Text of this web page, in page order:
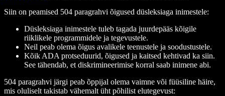
Siin on peamised 504 paragrahvi õigused düsleksiaga inimestele:
Düsleksiaga inimestele tuleb tagada juurdepääs kõigile
riiklikele programmidele ja tegevustele.
Neil peab olema õigus avalikele teenustele ja soodustustele.
Kõik ADA protseduurid, õigused ja kaitsed kehtivad ka siin.
See tähendab, et diskrimineerimise korral saab inimene abi.
504 paragrahvi järgi peab õppijal olema vaimne või füüsiline häire,
mis oluliselt takistab vähemalt üht põhilist elutegevust: